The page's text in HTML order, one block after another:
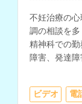
不妊治療の
調の相談を多
精神科での
障害、発達
支援、大切
む人など、
ビデオ 電